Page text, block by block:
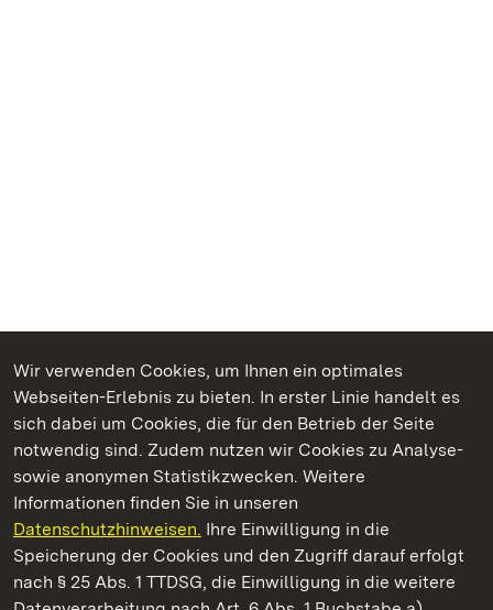
Wir verwenden Cookies, um Ihnen ein optimales
Webseiten-Erlebnis zu bieten. In erster Linie handelt es
sich dabei um Cookies, die für den Betrieb der Seite
notwendig sind. Zudem nutzen wir Cookies zu Analyse-
sowie anonymen Statistikzwecken. Weitere
Informationen finden Sie in unseren
Datenschutzhinweisen. Ihre Einwilligung in die
Speicherung der Cookies und den Zugriff darauf erfolgt
nach § 25 Abs. 1 TTDSG, die Einwilligung in die weitere
Kommen. Staunen. Genießen.
Schloss und Schlossgarten Weikersheim
Staatliche Schlösser und Gärten Baden-Württemberg